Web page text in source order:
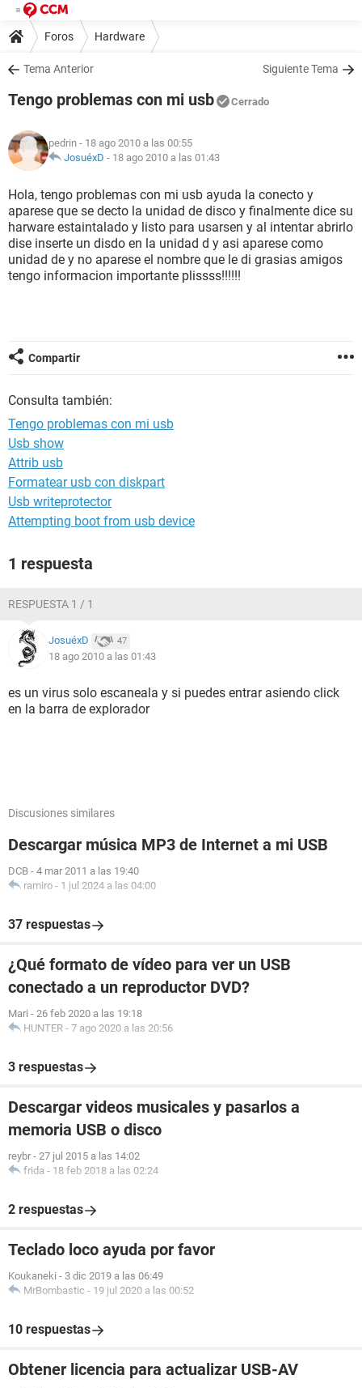
Foros Hardware
Tema Anterior Siguiente Tema
Tengo problemas con mi usb Cerrado
pedrin - 18 ago 2010 a las 00:55
JosuéxD - 18 ago 2010 a las 01:43
Hola, tengo problemas con mi usb ayuda la conecto y
aparese que se decto la unidad de disco y finalmente dice su
harware estaintalado y listo para usarsen y al intentar abrirlo
dise inserte un disdo en la unidad d y asi aparese como
unidad de y no aparese el nombre que le di grasias amigos
tengo informacion importante plissss!!!!!!
Compartir
Consulta también:
Tengo problemas con mi usb
Usb show
Attrib usb
Formatear usb con diskpart
Usb writeprotector
Attempting boot from usb device
1 respuesta
RESPUESTA 1 / 1
JosuéxD 47
18 ago 2010 a las 01:43
es un virus solo escaneala y si puedes entrar asiendo click
en la barra de explorador
Discusiones similares
Descargar música MP3 de Internet a mi USB
DCB - 4 mar 2011 a las 19:40
ramiro - 1 jul 2024 a las 04:00
37 respuestas
¿Qué formato de vídeo para ver un USB
conectado a un reproductor DVD?
Mari - 26 feb 2020 a las 19:18
HUNTER - 7 ago 2020 a las 20:56
3 respuestas
Descargar videos musicales y pasarlos a
memoria USB o disco
reybr - 27 jul 2015 a las 14:02
frida - 18 feb 2018 a las 02:24
2 respuestas
Teclado loco ayuda por favor
Koukaneki - 3 dic 2019 a las 06:49
MrBombastic - 19 jul 2020 a las 00:52
10 respuestas
Obtener licencia para actualizar USB-AV